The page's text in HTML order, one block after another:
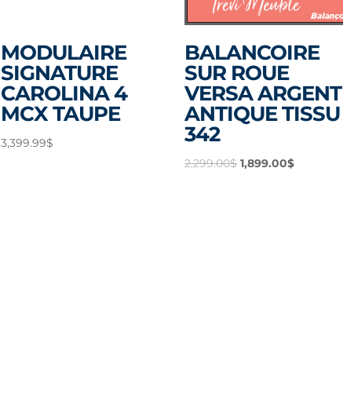
MODULAIRE
SIGNATURE
CAROLINA 4
MCX TAUPE
3,399.99$
BALANCOIRE
SUR ROUE
VERSA ARGENT
ANTIQUE TISSU
342
2,299.00$ Le
1,899.00$Le